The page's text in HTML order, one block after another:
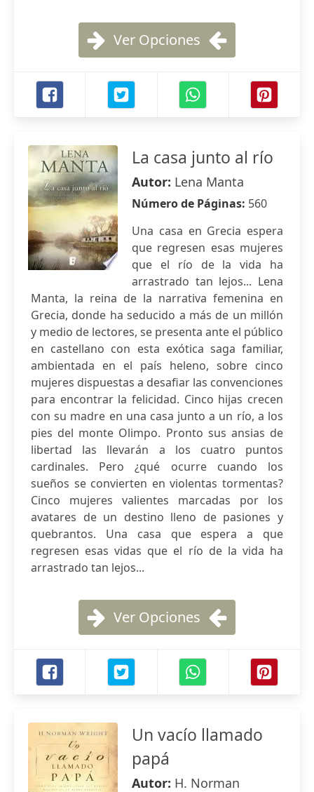
Ver Opciones
La casa junto al río
Autor: Lena Manta
Número de Páginas: 560
Una casa en Grecia espera
que regresen esas mujeres
que el río de la vida ha
arrastrado tan lejos... Lena
Manta, la reina de la narrativa femenina en
Grecia, donde ha seducido a más de un millón
y medio de lectores, se presenta ante el público
en castellano con esta exótica saga familiar,
ambientada en el país heleno, sobre cinco
mujeres dispuestas a desafiar las convenciones
para encontrar la felicidad. Cinco hijas crecen
con su madre en una casa junto a un río, a los
pies del monte Olimpo. Pronto sus ansias de
libertad las llevarán a los cuatro puntos
cardinales. Pero ¿qué ocurre cuando los
sueños se convierten en violentas tormentas?
Cinco mujeres valientes marcadas por los
avatares de un destino lleno de pasiones y
quebrantos. Una casa que espera a que
regresen esas vidas que el río de la vida ha
arrastrado tan lejos...
Ver Opciones
Un vacío llamado
papá
Autor: H. Norman